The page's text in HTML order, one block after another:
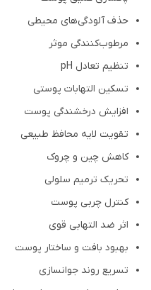
حذف آلودگی‌های محیطی
مرطوب‌کنندگی موثر
تنظیم تعادل pH
تسکین التهابات پوستی
افزایش درخشندگی پوست
تقویت لایه محافظ طبیعی
کاهش چین و چروک
تحریک ترمیم سلولی
کنترل چربی پوست
اثر ضد التهابی قوی
بهبود بافت و ساختار پوست
تسریع روند جوانسازی